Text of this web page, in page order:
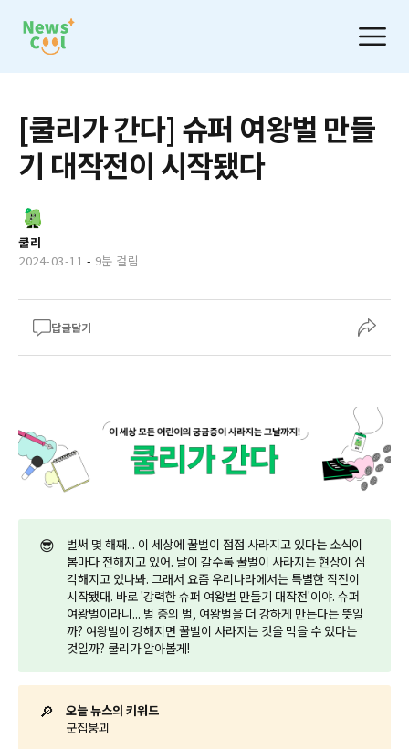
[쿨리가 간다] 슈퍼 여왕벌 만들
기 대작전이 시작됐다
쿨리
2024-03-11 - 9분 걸림
답글달기
😎
벌써 몇 해째... 이 세상에 꿀벌이 점점 사라지고 있다는 소식이
봄마다 전해지고 있어. 날이 갈수록 꿀벌이 사라지는 현상이 심
각해지고 있나봐. 그래서 요즘 우리나라에서는 특별한 작전이
시작됐대. 바로 '강력한 슈퍼 여왕벌 만들기 대작전'이야. 슈퍼
여왕벌이라니... 벌 중의 벌, 여왕벌을 더 강하게 만든다는 뜻일
까? 여왕벌이 강해지면 꿀벌이 사라지는 것을 막을 수 있다는
것일까? 쿨리가 알아볼게!
🔎
오늘 뉴스의 키워드
군집붕괴